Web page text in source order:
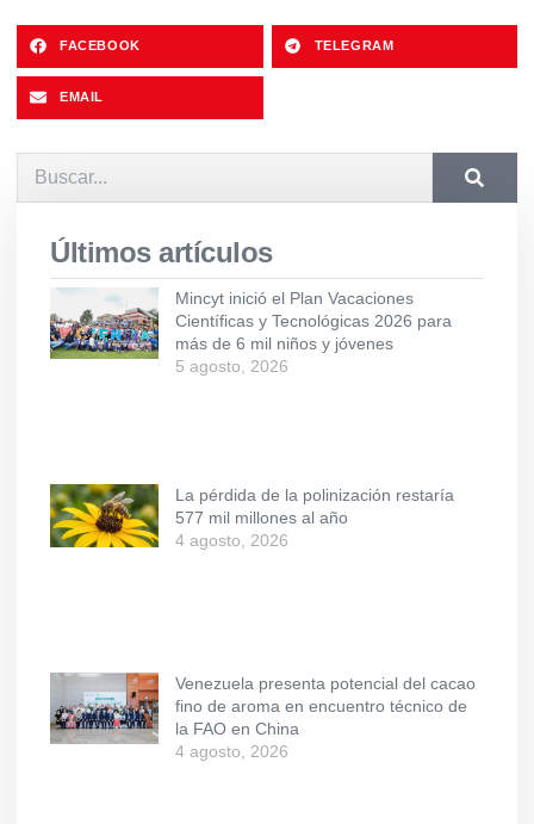
FACEBOOK TELEGRAM
EMAIL
Últimos artículos
Mincyt inició el Plan Vacaciones
Científicas y Tecnológicas 2026 para
más de 6 mil niños y jóvenes
5 agosto, 2026
La pérdida de la polinización restaría
577 mil millones al año
4 agosto, 2026
Venezuela presenta potencial del cacao
fino de aroma en encuentro técnico de
la FAO en China
4 agosto, 2026